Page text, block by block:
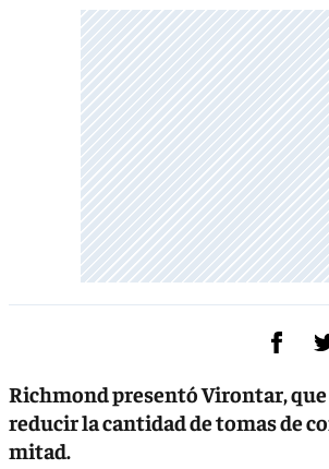
Richmond presentó Virontar,
reducir la cantidad de tomas de
mitad.